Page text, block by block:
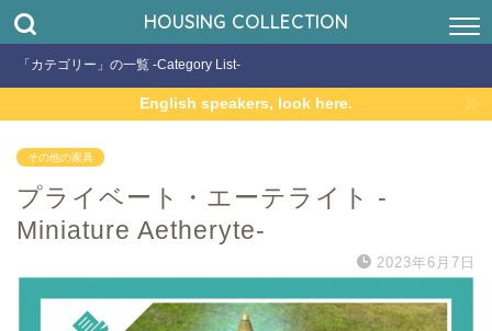
HOUSING COLLECTION
「カテゴリー」の一覧 -Category List-
English speakers, look here.
その他の家具
プライベート・エーテライト -
Miniature Aetheryte-
2023年6月7日